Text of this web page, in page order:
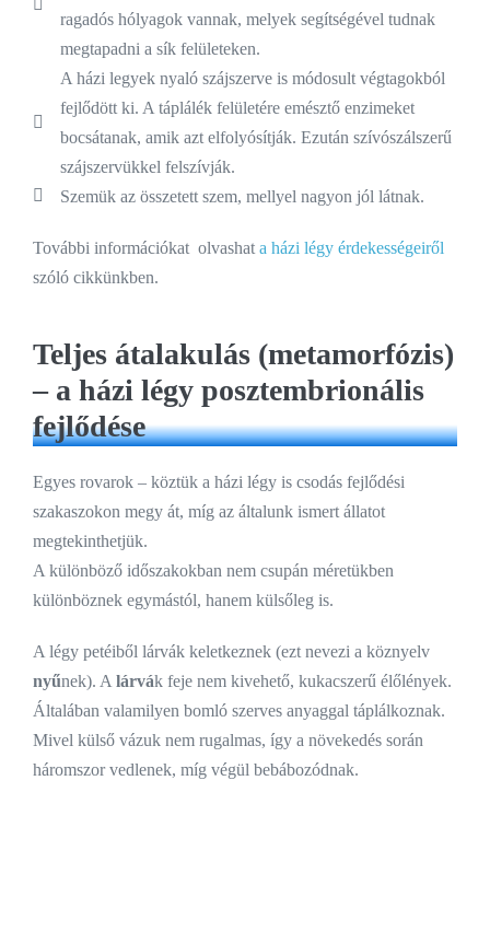
ragadós hólyagok vannak, melyek segítségével tudnak
megtapadni a sík felületeken.
A házi legyek nyaló szájszerve is módosult végtagokból
fejlődött ki. A táplálék felületére emésztő enzimeket
bocsátanak, amik azt elfolyósítják. Ezután szívószálszerű
szájszervükkel felszívják.
Szemük az összetett szem, mellyel nagyon jól látnak.
További információkat olvashat a házi légy érdekességeiről
szóló cikkünkben.
Teljes átalakulás (metamorfózis)
– a házi légy posztembrionális
fejlődése
Egyes rovarok – köztük a házi légy is csodás fejlődési
szakaszokon megy át, míg az általunk ismert állatot
megtekinthetjük.
A különböző időszakokban nem csupán méretükben
különböznek egymástól, hanem külsőleg is.
A légy petéiből lárvák keletkeznek (ezt nevezi a köznyelv
nyűnek). A lárvák feje nem kivehető, kukacszerű élőlények.
Általában valamilyen bomló szerves anyaggal táplálkoznak.
Mivel külső vázuk nem rugalmas, így a növekedés során
háromszor vedlenek, míg végül bebábozódnak.